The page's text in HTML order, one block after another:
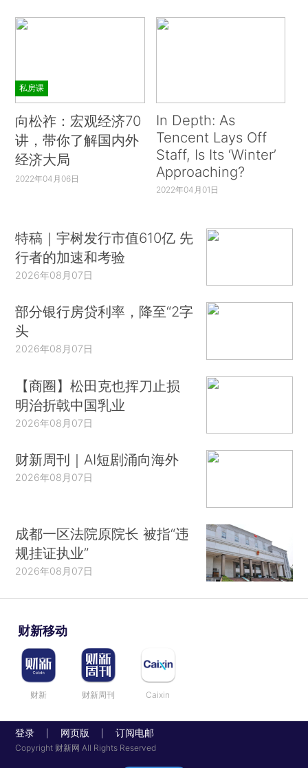
私房课
向松祚：宏观经济70
讲，带你了解国内外
经济大局
2022年04月06日
In Depth: As
Tencent Lays Off
Staff, Is Its ‘Winter’
Approaching?
2022年04月01日
特稿｜宇树发行市值610亿 先
行者的加速和考验
2026年08月07日
部分银行房贷利率，降至“2字
头
2026年08月07日
【商圈】松田克也挥刀止损
明治折戟中国乳业
2026年08月07日
财新周刊｜AI短剧涌向海外
2026年08月07日
成都一区法院原院长 被指“违
规挂证执业”
2026年08月07日
财新移动
财新 财新周刊 Caixin
登录 网页版 订阅电邮
Copyright 财新网 All Rights Reserved